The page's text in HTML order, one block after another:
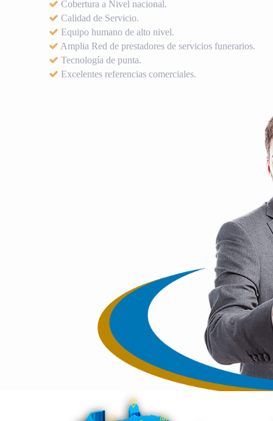
Cobertura a Nivel nacional.
Calidad de Servicio.
Equipo humano de alto nivel.
Amplia Red de prestadores de servicios funerarios.
Tecnología de punta.
Excelentes referencias comerciales.